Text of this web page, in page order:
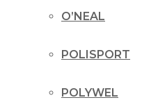
O’NEAL
POLISPORT
POLYWEL